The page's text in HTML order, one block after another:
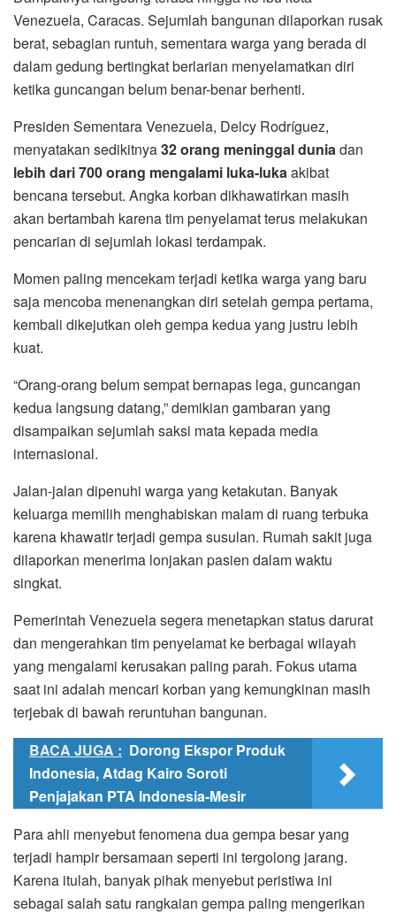
Venezuela, Caracas. Sejumlah bangunan dilaporkan rusak
berat, sebagian runtuh, sementara warga yang berada di
dalam gedung bertingkat berlarian menyelamatkan diri
ketika guncangan belum benar-benar berhenti.
Presiden Sementara Venezuela, Delcy Rodríguez,
menyatakan sedikitnya32 orang meninggal duniadan
lebih dari 700 orang mengalami luka-lukaakibat
bencana tersebut. Angka korban dikhawatirkan masih
akan bertambah karena tim penyelamat terus melakukan
pencarian di sejumlah lokasi terdampak.
Momen paling mencekam terjadi ketika warga yang baru
saja mencoba menenangkan diri setelah gempa pertama,
kembali dikejutkan oleh gempa kedua yang justru lebih
kuat.
“Orang-orang belum sempat bernapas lega, guncangan
kedua langsung datang,” demikian gambaran yang
disampaikan sejumlah saksi mata kepada media
internasional.
Jalan-jalan dipenuhi warga yang ketakutan. Banyak
keluarga memilih menghabiskan malam di ruang terbuka
karena khawatir terjadi gempa susulan. Rumah sakit juga
dilaporkan menerima lonjakan pasien dalam waktu
singkat.
Pemerintah Venezuela segera menetapkan status darurat
dan mengerahkan tim penyelamat ke berbagai wilayah
yang mengalami kerusakan paling parah. Fokus utama
saat ini adalah mencari korban yang kemungkinan masih
terjebak di bawah reruntuhan bangunan.
BACA JUGA : Dorong Ekspor Produk
Indonesia, Atdag Kairo Soroti
Penjajakan PTA Indonesia-Mesir
Para ahli menyebut fenomena dua gempa besar yang
terjadi hampir bersamaan seperti ini tergolong jarang.
Karena itulah, banyak pihak menyebut peristiwa ini
sebagai salah satu rangkaian gempa paling mengerikan